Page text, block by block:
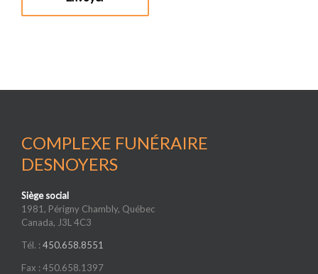
COMPLEXE FUNÉRAIRE
DESNOYERS
Siège social
1981, Périgny Chambly, Québec
Canada, J3L 4C3
Tél. :450.658.8551
Fax : 450.658.1397